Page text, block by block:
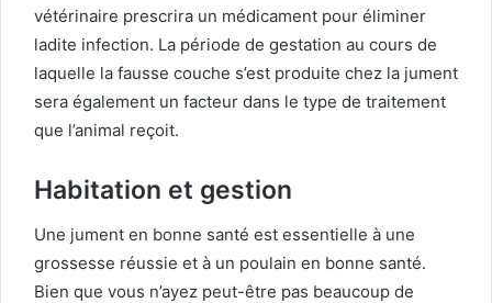
vétérinaire prescrira un médicament pour éliminer
ladite infection. La période de gestation au cours de
laquelle la fausse couche s’est produite chez la jument
sera également un facteur dans le type de traitement
que l’animal reçoit.
Habitation et gestion
Une jument en bonne santé est essentielle à une
grossesse réussie et à un poulain en bonne santé.
Bien que vous n’ayez peut-être pas beaucoup de